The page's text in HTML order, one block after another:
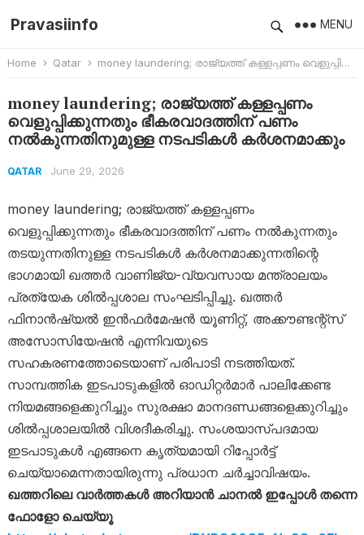
Pravasiinfo MENU
Home Qatar money laundering; രാജ്യത്ത് കള്ളപ്പണം വെളുപ്പിക്കുന്നതും ഭീകരവാദത്തിന് പണം നൽകുന്നതിനുമുള്ള നടപടികൾ കർശനമാക്കും
money laundering; രാജ്യത്ത് കള്ളപ്പണം
വെളുപ്പിക്കുന്നതും ഭീകരവാദത്തിന് പണം
നൽകുന്നതിനുമുള്ള നടപടികൾ കർശനമാക്കും
QATAR June 29, 2026
money laundering; രാജ്യത്ത് കള്ളപ്പണം
വെളുപ്പിക്കുന്നതും ഭീകരവാദത്തിന് പണം നൽകുന്നതും
തടയുന്നതിനുള്ള നടപടികൾ കർശനമാക്കുന്നതിന്റെ
ഭാഗമായി ഖത്തർ വാണിജ്യ-വ്യവസായ മന്ത്രാലയം
പ്രത്യേക ശിൽപ്പശാല സംഘടിപ്പിച്ചു. ഖത്തർ
ഫിനാൻഷ്യൽ ഇൻഫർമേഷൻ യൂണിറ്റ്, അക്കൗണ്ടന്റ്‌സ്
അസോസിയേഷൻ എന്നിവയുടെ
സഹകരണത്തോടെയാണ് പരിപാടി നടത്തിയത്.
സാമ്പത്തിക ഇടപാടുകളിൽ ഓഡിറ്റർമാർ പാലിക്കേണ്ട
നിയമങ്ങളെക്കുറിച്ചും സുരക്ഷാ മാനദണ്ഡങ്ങളെക്കുറിച്ചും
ശിൽപ്പശാലയിൽ വിശദീകരിച്ചു. സംശയാസ്പദമായ
ഇടപാടുകൾ എങ്ങനെ കൃത്യമായി റിപ്പോർട്ട്
ചെയ്യാമെന്നതായിരുന്നു പ്രധാന ചർച്ചാവിഷയം.
ഖത്തറിലെ വാർത്തകൾ അറിയാൻ ചാനൽ ഇപ്പോൾ തന്നെ
ഫോളോ ചെയ്യൂ